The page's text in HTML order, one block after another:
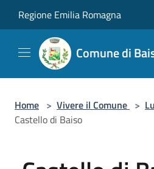
Regione Emilia Romagna
Comune di
Home > Vivere il Comune >
Castello di Baiso